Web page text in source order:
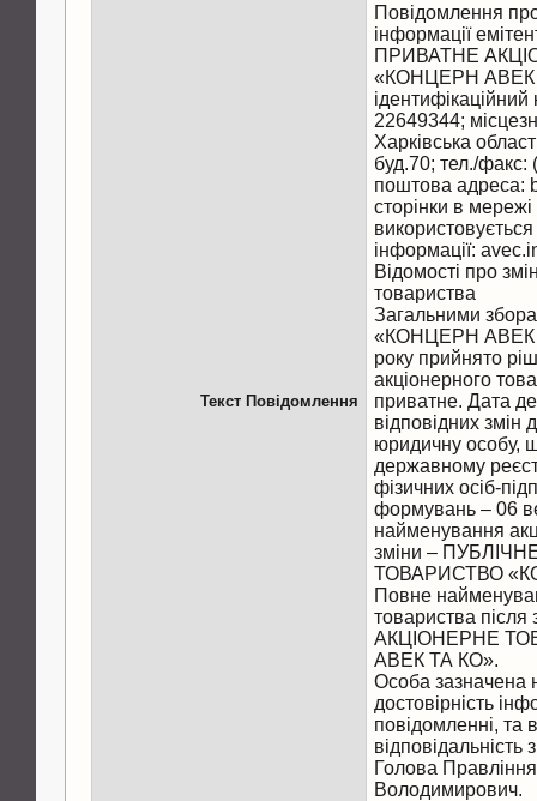
Текст Повідомлення
Повідомлення
інформації
ПРИВАТНЕ
«КОНЦЕРН АВЕК
22649344;
Харківська
буд.70; тел./факс:
поштова адреса:
сторінки в
інформації:
Відомості про
товариства
Загальними
«КОНЦЕРН АВЕК
року прийнято
акціонерного
приватне. Дата
відповідних змін
юридичну особу,
державному
фізичних осіб-
формувань – 06
найменування
зміни –
ТОВАРИСТВО
Повне
товариства
АКЦІОНЕРНЕ
АВЕК ТА КО».
Особа зазначена
достовірність
повідомленні, та
відповідальність
Голова
Володимирович.